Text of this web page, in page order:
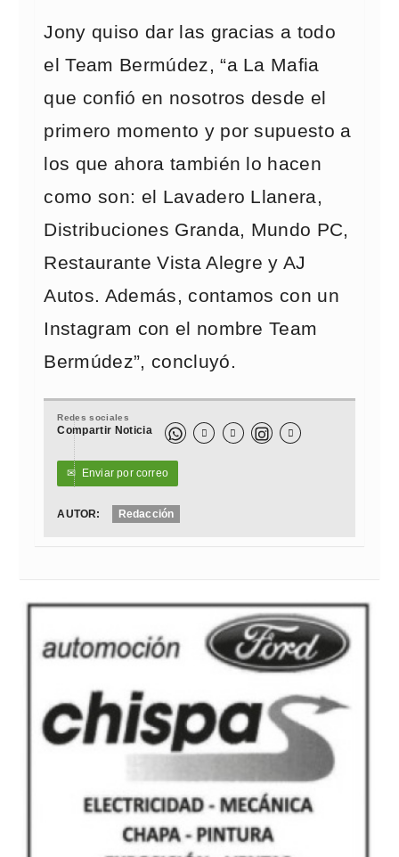
Jony quiso dar las gracias a todo
el Team Bermúdez, “a La Mafia
que confió en nosotros desde el
primero momento y por supuesto a
los que ahora también lo hacen
como son: el Lavadero Llanera,
Distribuciones Granda, Mundo PC,
Restaurante Vista Alegre y AJ
Autos. Además, contamos con un
Instagram con el nombre Team
Bermúdez”, concluyó.
Redes sociales
Compartir Noticia   
✉ Enviar por correo
AUTOR: Redacción